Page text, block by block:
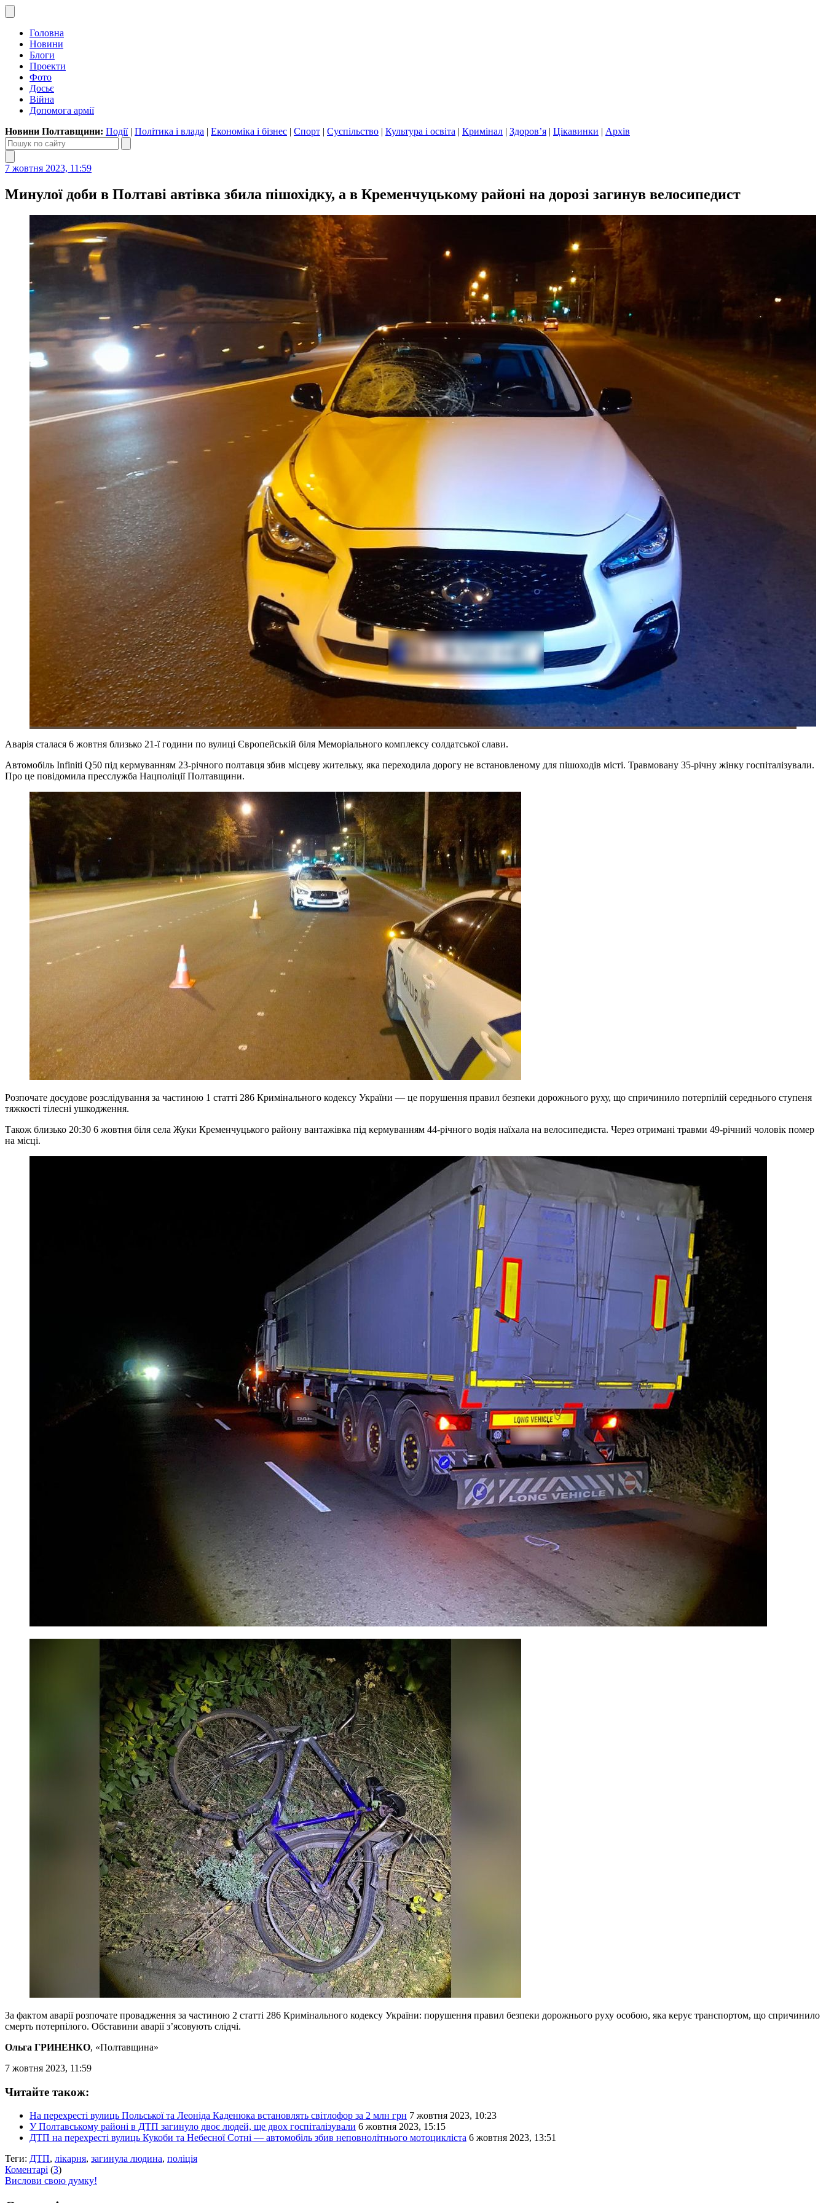
Головна
Новини
Блоги
Проекти
Фото
Досьє
Війна
Допомога армії
Новини Полтавщини: Події| Політика і влада | Економіка і бізнес | Спорт | Суспільство | Культура і освіта | Кримінал | Здоров’я | Цікавинки | Архів
7 жовтня 2023, 11:59
Минулої доби в Полтаві автівка збила пішохідку, а в Кременчуцькому районі на дорозі загинув велосипедист
Аварія сталася 6 жовтня близько 21-ї години по вулиці Європейській біля Меморіального комплексу солдатської слави.
Автомобіль Infiniti Q50 під кермуванням 23-річного полтавця збив місцеву жительку, яка переходила дорогу не встановленому для пішоходів місті. Травмовану 35-річну жінку госпіталізували.
Про це повідомила пресслужба Нацполіції Полтавщини.
Розпочате досудове розслідування за частиною 1 статті 286 Кримінального кодексу України — це порушення правил безпеки дорожнього руху, що спричинило потерпілій середнього ступеня
тяжкості тілесні ушкодження.
Також близько 20:30 6 жовтня біля села Жуки Кременчуцького району вантажівка під кермуванням 44-річного водія наїхала на велосипедиста. Через отримані травми 49-річний чоловік помер
на місці.
За фактом аварії розпочате провадження за частиною 2 статті 286 Кримінального кодексу України: порушення правил безпеки дорожнього руху особою, яка керує транспортом, що спричинило
смерть потерпілого. Обставини аварії з’ясовують слідчі.
Ольга ГРИНЕНКО, «Полтавщина»
7 жовтня 2023, 11:59
Читайте також:
На перехресті вулиць Польської та Леоніда Каденюка встановлять світлофор за 2 млн грн 7 жовтня 2023, 10:23
У Полтавському районі в ДТП загинуло двоє людей, ще двох госпіталізували 6 жовтня 2023, 15:15
ДТП на перехресті вулиць Кукоби та Небесної Сотні — автомобіль збив неповнолітнього мотоцикліста 6 жовтня 2023, 13:51
Теги: ДТП, лікарня, загинула людина, поліція
Коментарі (3)
Вислови свою думку!